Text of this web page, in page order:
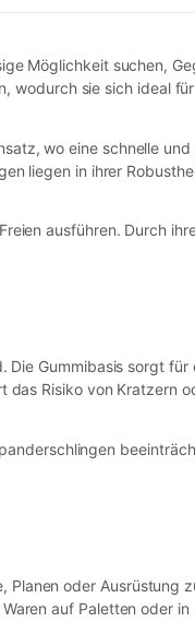
Möglichkeit suchen,
wodurch sie sich ideal
wo eine schnelle
liegen in ihrer
ausführen. Durch
Gummibasis sorgt
das Risiko von Kratzern
oder Ausrüstung
auf Paletten oder